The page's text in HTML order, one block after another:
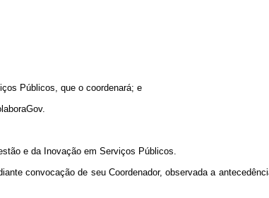
Públicos, que o coordenará; e
e da Inovação em Serviços Públicos.
convocação de seu Coordenador, observada a